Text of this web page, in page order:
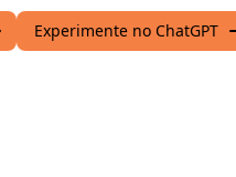
Experimente no ChatGPT